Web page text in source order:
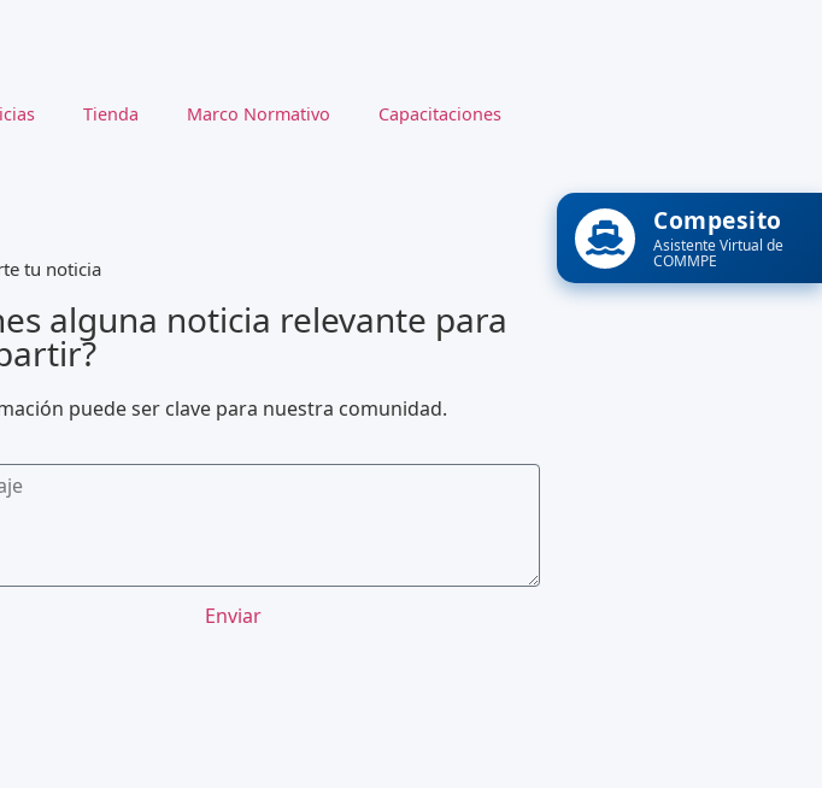
Tienda Marco Normativo Capacitaciones
Compesito
Asistente Virtual de
COMMPE
tu noticia
alguna noticia relevante para
puede ser clave para nuestra comunidad.
Enviar